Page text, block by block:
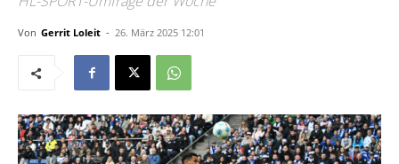
Von Gerrit Loleit - 26. März 2025 12:01